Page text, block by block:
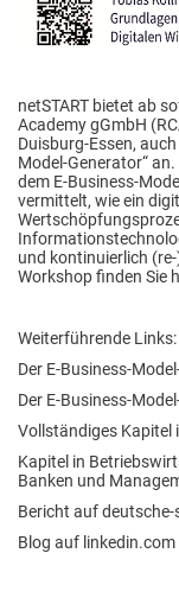
netSTART bietet ab
Academy gGmbH
Duisburg-Essen,
Model-Generator“
dem E-Business-
vermittelt, wie ein
und kontinuierlich
Workshop finden Sie
Weiterführende Links:
Der E-Business-
Der E-Business-
Vollständiges Kapitel
Kapitel in
Banken und
Bericht auf
Blog auf linkedin.com